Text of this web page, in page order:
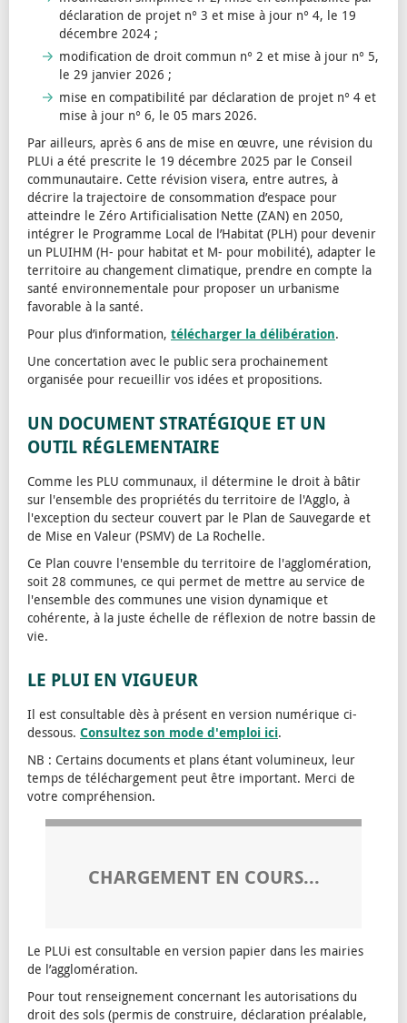
déclaration de projet n° 3 et mise à jour n° 4, le 19
décembre 2024 ;
modification de droit commun n° 2 et mise à jour n° 5,
le 29 janvier 2026 ;
mise en compatibilité par déclaration de projet n° 4 et
mise à jour n° 6, le 05 mars 2026.
Par ailleurs, après 6 ans de mise en œuvre, une révision du
PLUi a été prescrite le 19 décembre 2025 par le Conseil
communautaire. Cette révision visera, entre autres, à
décrire la trajectoire de consommation d’espace pour
atteindre le Zéro Artificialisation Nette (ZAN) en 2050,
intégrer le Programme Local de l’Habitat (PLH) pour devenir
un PLUIHM (H- pour habitat et M- pour mobilité), adapter le
territoire au changement climatique, prendre en compte la
santé environnementale pour proposer un urbanisme
favorable à la santé.
Pour plus d’information, télécharger la délibération.
Une concertation avec le public sera prochainement
organisée pour recueillir vos idées et propositions.
UN DOCUMENT STRATÉGIQUE ET UN
OUTIL RÉGLEMENTAIRE
Comme les PLU communaux, il détermine le droit à bâtir
sur l'ensemble des propriétés du territoire de l'Agglo, à
l'exception du secteur couvert par le Plan de Sauvegarde et
de Mise en Valeur (PSMV) de La Rochelle.
Ce Plan couvre l'ensemble du territoire de l'agglomération,
soit 28 communes, ce qui permet de mettre au service de
l'ensemble des communes une vision dynamique et
cohérente, à la juste échelle de réflexion de notre bassin de
vie.
LE PLUI EN VIGUEUR
Il est consultable dès à présent en version numérique ci-
dessous. Consultez son mode d'emploi ici.
NB : Certains documents et plans étant volumineux, leur
temps de téléchargement peut être important. Merci de
votre compréhension.
CHARGEMENT EN COURS...
Le PLUi est consultable en version papier dans les mairies
de l’agglomération.
Pour tout renseignement concernant les autorisations du
droit des sols (permis de construire, déclaration préalable,